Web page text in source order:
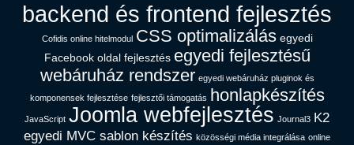
backend és frontend fejlesztés
Cofidis online hitelmodul CSS optimalizálás egyedi
Facebook oldal fejlesztés egyedi fejlesztésű
webáruház rendszer egyedi webáruház pluginok és
komponensek fejlesztése fejlesztői támogatás honlapkészítés
JavaScript Joomla webfejlesztés Journal3 K2
egyedi MVC sablon készítés közösségi média integrálása online